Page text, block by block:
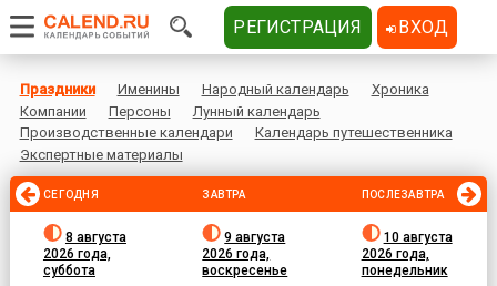
Праздники Именины Народный календарь
Хроника
Компании
Персоны
Лунный календарь
Производственные календари
Календарь путешественника
Экспертные материалы
СЕГОДНЯ
8 августа
2026 года,
суббота
ЗАВТРА
9 августа
2026 года,
воскресенье
ПОСЛЕЗАВТРА
10 августа
2026 года,
понедельник
РЕГИСТРАЦИЯ ВХОД